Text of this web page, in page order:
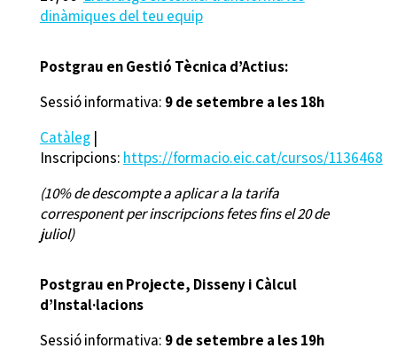
dinàmiques del teu equip
Postgrau en Gestió Tècnica d’Actius:
Sessió informativa: 9 de setembre a les 18h
Catàleg|
Inscripcions: https://formacio.eic.cat/cursos/1136468
(10% de descompte a aplicar a la tarifa
corresponent per inscripcions fetes fins el 20 de
juliol)
Postgrau en Projecte, Disseny i Càlcul
d’Instal·lacions
Sessió informativa: 9 de setembre a les 19h